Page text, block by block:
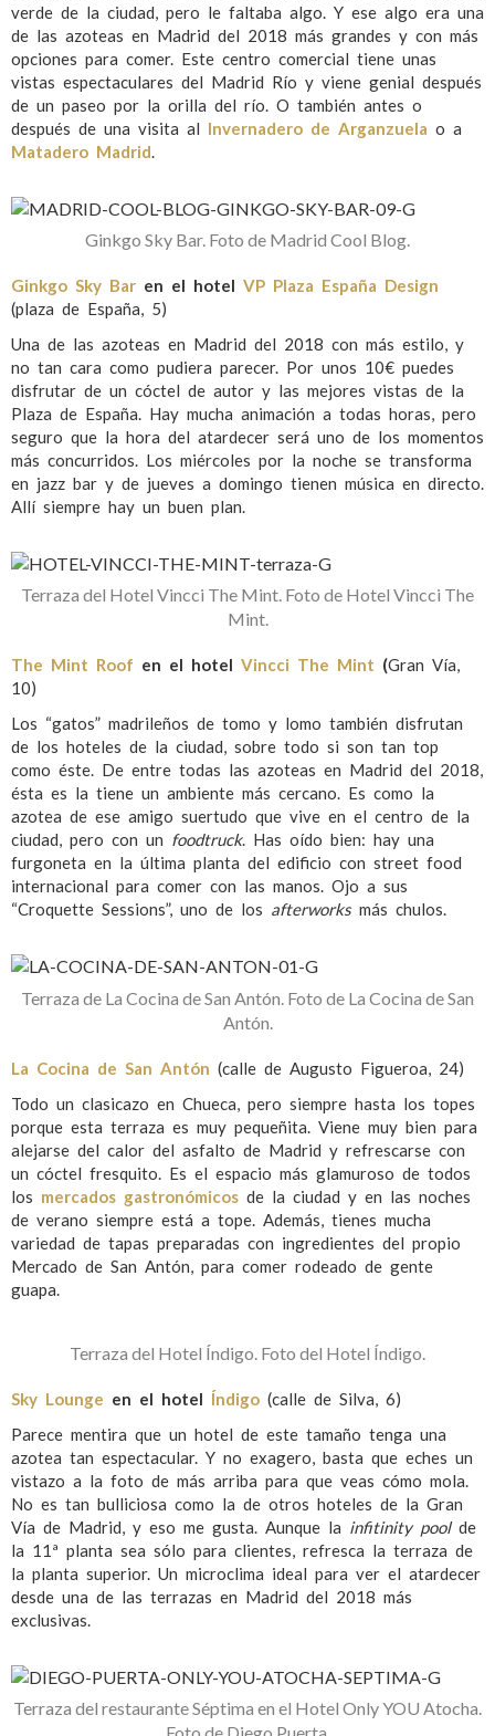
verde de la ciudad, pero le faltaba algo. Y ese algo era una
de las azoteas en Madrid del 2018 más grandes y con más
opciones para comer. Este centro comercial tiene unas
vistas espectaculares del Madrid Río y viene genial después
de un paseo por la orilla del río. O también antes o
después de una visita al Invernadero de Arganzuela o a
Matadero Madrid
Ginkgo Sky Bar. Foto de Madrid Cool Blog.
Ginkgo Sky Bar en el hotel VP Plaza España Design
(plaza de España, 5)
Una de las azoteas en Madrid del 2018 con más estilo, y
no tan cara como pudiera parecer. Por unos 10€ puedes
disfrutar de un cóctel de autor y las mejores vistas de la
Plaza de España. Hay mucha animación a todas horas, pero
seguro que la hora del atardecer será uno de los momentos
más concurridos. Los miércoles por la noche se transforma
en jazz bar y de jueves a domingo tienen música en directo.
Allí siempre hay un buen plan.
Terraza del Hotel Vincci The Mint. Foto de Hotel Vincci The
Mint.
The Mint Roof en el hotel Vincci The Mint (Gran Vía,
10)
Los “gatos” madrileños de tomo y lomo también disfrutan
de los hoteles de la ciudad, sobre todo si son tan top
como éste. De entre todas las azoteas en Madrid del 2018,
ésta es la tiene un ambiente más cercano. Es como la
azotea de ese amigo suertudo que vive en el centro de la
ciudad, pero con un foodtruck. Has oído bien: hay una
furgoneta en la última planta del edificio con street food
internacional para comer con las manos. Ojo a sus
“Croquette Sessions”, uno de los afterworksmás chulos.
Terraza de La Cocina de San Antón. Foto de La Cocina de San
Antón.
La Cocina de San Antón (calle de Augusto Figueroa, 24)
Todo un clasicazo en Chueca, pero siempre hasta los topes
porque esta terraza es muy pequeñita. Viene muy bien para
alejarse del calor del asfalto de Madrid y refrescarse con
un cóctel fresquito. Es el espacio más glamuroso de todos
los mercados gastronómicos de la ciudad y en las noches
de verano siempre está a tope. Además, tienes mucha
variedad de tapas preparadas con ingredientes del propio
Mercado de San Antón, para comer rodeado de gente
guapa.
Terraza del Hotel Índigo. Foto del Hotel Índigo.
Sky Lounge en el hotel Índigo (calle de Silva, 6)
Parece mentira que un hotel de este tamaño tenga una
azotea tan espectacular. Y no exagero, basta que eches un
vistazo a la foto de más arriba para que veas cómo mola.
No es tan bulliciosa como la de otros hoteles de la Gran
Vía de Madrid, y eso me gusta. Aunque la infitinity poolde
la 11ª planta sea sólo para clientes, refresca la terraza de
la planta superior. Un microclima ideal para ver el atardecer
desde una de las terrazas en Madrid del 2018 más
exclusivas.
Terraza del restaurante Séptima en el Hotel Only YOU Atocha.